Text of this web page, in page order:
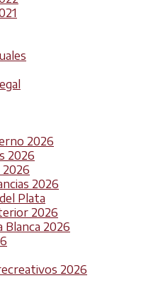
2026
2026
2026
2026
Plata
2026
Blanca 2026
2026